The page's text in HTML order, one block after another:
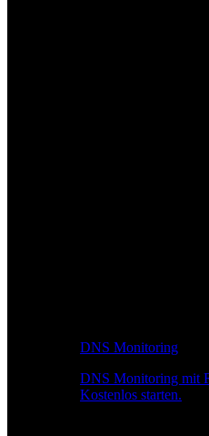
DNS Monitoring
DNS Monitoring mit
Kostenlos starten.